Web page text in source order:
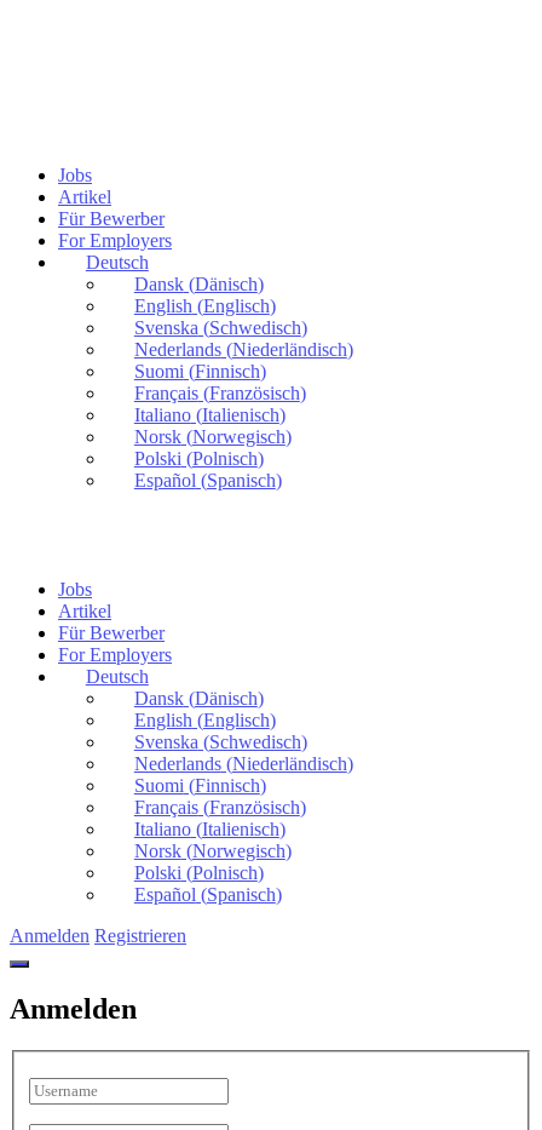
Jobs
Artikel
Für Bewerber
For Employers
Deutsch
Dansk(Dänisch)
English (Englisch)
Svenska (Schwedisch)
Nederlands(Niederländisch)
Suomi (Finnisch)
Français(Französisch)
Italiano(Italienisch)
Norsk(Norwegisch)
Polski (Polnisch)
Español (Spanisch)
Jobs
Artikel
Für Bewerber
For Employers
Deutsch
Dansk(Dänisch)
English (Englisch)
Svenska (Schwedisch)
Nederlands(Niederländisch)
Suomi (Finnisch)
Français(Französisch)
Italiano(Italienisch)
Norsk(Norwegisch)
Polski (Polnisch)
Español (Spanisch)
Anmelden Registrieren
Anmelden